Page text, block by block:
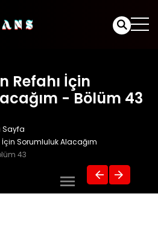
Refahı İçin
- Bölüm 43
Sayfa
İçin Sorumluluk Alacağım
43